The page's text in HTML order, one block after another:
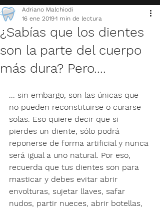
¿Sabías que los dientes
son la parte del cuerpo
más dura? Pero....
Adriano Malchiodi
16 ene 20191 min de lectura
... sin embargo, son las únicas que
no pueden reconstituirse o curarse
solas. Eso quiere decir que si
pierdes un diente, sólo podrá
reponerse de forma artificial y nunca
será igual a uno natural. Por eso,
recuerda que tus dientes son para
masticar y debes evitar abrir
envolturas, sujetar llaves, safar
nudos, partir nueces, abrir botellas,